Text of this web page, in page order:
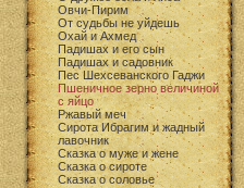
Овчи-Пирим
От судьбы не уйдешь
Охай и Ахмед
Падишах и его сын
Падишах и садовник
Пес Шехсеванского Гаджи
Пшеничное зерно величиной
с яйцо
Ржавый меч
Сирота Ибрагим и жадный
лавочник
Сказка о муже и жене
Сказка о сироте
Сказка о соловье